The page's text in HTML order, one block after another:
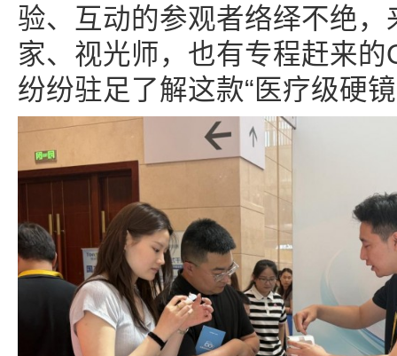
验、互动的参观者络绎不绝
家、视光师，也有专程赶来
纷纷驻足了解这款“医疗级硬